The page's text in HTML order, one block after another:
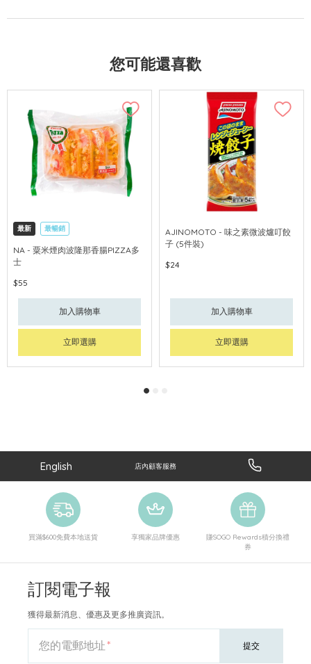
您可能還喜歡
最新 最暢銷
NA - 粟米煙肉波隆那香腸PIZZA多
士
$55
加入購物車
立即選購
AJINOMOTO - 味之素微波爐叮餃
子 (5件裝)
$24
加入購物車
立即選購
English 店內顧客服務
買滿$600免費本地送貨 享獨家品牌優惠
賺SOGO Rewards積分換禮
券
訂閱電子報
獲得最新消息、優惠及更多推廣資訊。
您的電郵地址 提交